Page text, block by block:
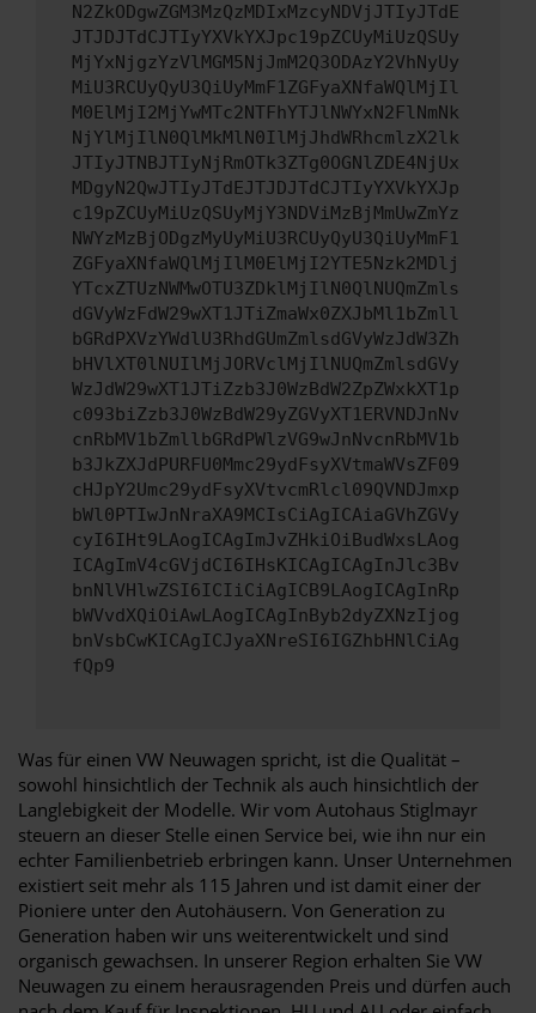
N2ZkODgwZGM3MzQzMDIxMzcyNDVjJTIyJTdE
JTJDJTdCJTIyYXVkYXJpc19pZCUyMiUzQSUy
MjYxNjgzYzVlMGM5NjJmM2Q3ODAzY2VhNyUy
MiU3RCUyQyU3QiUyMmF1ZGFyaXNfaWQlMjIl
M0ElMjI2MjYwMTc2NTFhYTJlNWYxN2FlNmNk
NjYlMjIlN0QlMkMlN0IlMjJhdWRhcmlzX2lk
JTIyJTNBJTIyNjRmOTk3ZTg0OGNlZDE4NjUx
MDgyN2QwJTIyJTdEJTJDJTdCJTIyYXVkYXJp
c19pZCUyMiUzQSUyMjY3NDViMzBjMmUwZmYz
NWYzMzBjODgzMyUyMiU3RCUyQyU3QiUyMmF1
ZGFyaXNfaWQlMjIlM0ElMjI2YTE5Nzk2MDlj
YTcxZTUzNWMwOTU3ZDklMjIlN0QlNUQmZmls
dGVyWzFdW29wXT1JTiZmaWx0ZXJbMl1bZmll
bGRdPXVzYWdlU3RhdGUmZmlsdGVyWzJdW3Zh
bHVlXT0lNUIlMjJORVclMjIlNUQmZmlsdGVy
WzJdW29wXT1JTiZzb3J0WzBdW2ZpZWxkXT1p
c093biZzb3J0WzBdW29yZGVyXT1ERVNDJnNv
cnRbMV1bZmllbGRdPWlzVG9wJnNvcnRbMV1b
b3JkZXJdPURFU0Mmc29ydFsyXVtmaWVsZF09
cHJpY2Umc29ydFsyXVtvcmRlcl09QVNDJmxp
bWl0PTIwJnNraXA9MCIsCiAgICAiaGVhZGVy
cyI6IHt9LAogICAgImJvZHkiOiBudWxsLAog
ICAgImV4cGVjdCI6IHsKICAgICAgInJlc3Bv
bnNlVHlwZSI6ICIiCiAgICB9LAogICAgInRp
bWVvdXQiOiAwLAogICAgInByb2dyZXNzIjog
bnVsbCwKICAgICJyaXNreSI6IGZhbHNlCiAg
fQp9
Was für einen VW Neuwagen spricht, ist die Qualität –
sowohl hinsichtlich der Technik als auch hinsichtlich der
Langlebigkeit der Modelle. Wir vom Autohaus Stiglmayr
steuern an dieser Stelle einen Service bei, wie ihn nur ein
echter Familienbetrieb erbringen kann. Unser Unternehmen
existiert seit mehr als 115 Jahren und ist damit einer der
Pioniere unter den Autohäusern. Von Generation zu
Generation haben wir uns weiterentwickelt und sind
organisch gewachsen. In unserer Region erhalten Sie VW
Neuwagen zu einem herausragenden Preis und dürfen auch